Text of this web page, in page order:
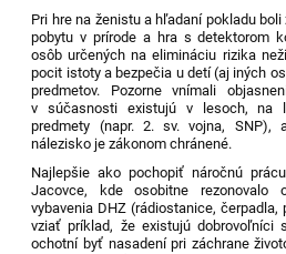
Pri hre na ženistu a hľadaní pokladu
pobytu v prírode a hra s detektorom
osôb určených na elimináciu rizika
pocit istoty a bezpečia u detí (aj iných
predmetov. Pozorne vnímali
v súčasnosti existujú v lesoch, na
predmety (napr. 2. sv. vojna, SNP),
nálezisko je zákonom chránené.
Najlepšie ako pochopiť náročnú
Jacovce, kde osobitne rezonovalo
vybavenia DHZ (rádiostanice,
vziať príklad, že existujú dobrovoľníci
ochotní byť nasadení pri záchrane